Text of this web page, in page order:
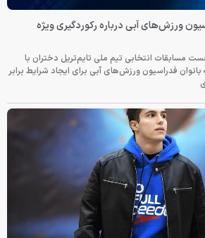
ورزش‌های آبی درباره رکوردگیری ویژه
مسابقات انتخابی تیم ملی تایم‌تریل دختران با
فدراسیون ورزش‌های آبی برای ایجاد شرایط برابر